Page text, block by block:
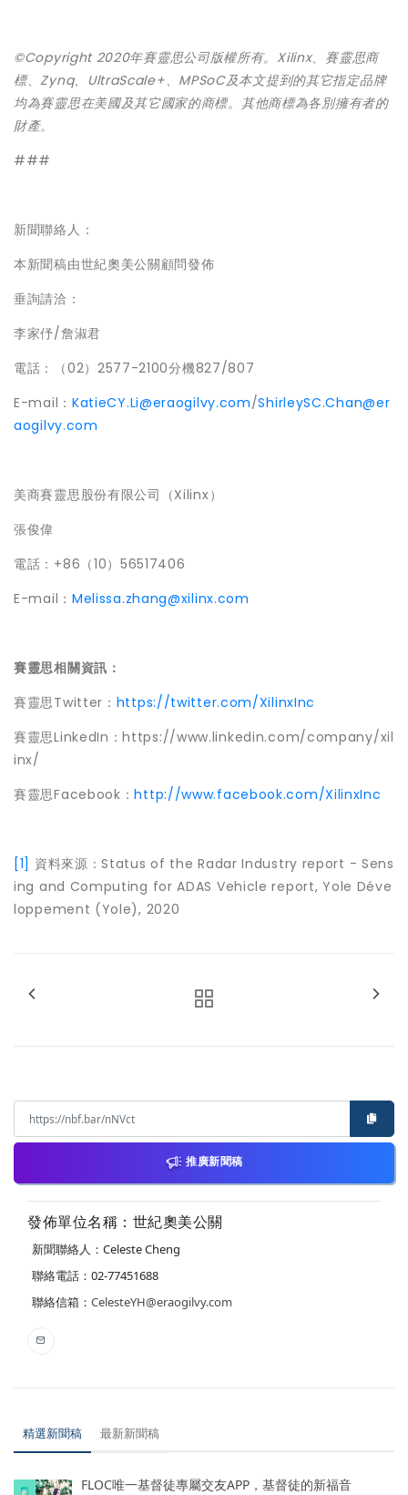
©Copyright 2020年賽靈思公司版權所有。Xilinx、賽靈思商
標、Zynq、UltraScale+、MPSoC及本文提到的其它指定品牌
均為賽靈思在美國及其它國家的商標。其他商標為各別擁有者的
財產。
###
新聞聯絡人：
本新聞稿由世紀奧美公關顧問發佈
垂詢請洽：
李家伃/詹淑君
電話：（02）2577-2100分機827/807
E-mail： KatieCY.Li@eraogilvy.com/ShirleySC.Chan@er
aogilvy.com
美商賽靈思股份有限公司（Xilinx）
張俊偉
電話：+86（10）56517406
E-mail： Melissa.zhang@xilinx.com
賽靈思相關資訊：
賽靈思Twitter： https://twitter.com/XilinxInc
賽靈思LinkedIn：https://www.linkedin.com/company/xil
inx/
賽靈思Facebook：http://www.facebook.com/XilinxInc
[1] 資料來源：Status of the Radar Industry report - Sens
ing and Computing for ADAS Vehicle report, Yole Déve
loppement (Yole), 2020
推廣新聞稿
發佈單位名稱：世紀奧美公關
新聞聯絡人：Celeste Cheng
聯絡電話：02-77451688
聯絡信箱： CelesteYH@eraogilvy.com
精選新聞稿 最新新聞稿
FLOC唯一基督徒專屬交友APP，基督徒的新福音